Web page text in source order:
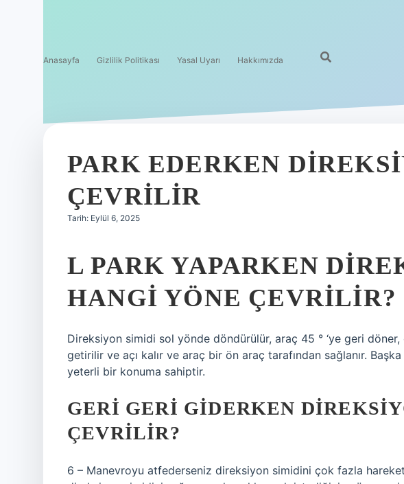
Anasayfa Gizlilik Politikası Yasal Uyarı Hakkımızda
PARK EDERKEN
ÇEVRILIR
Tarih: Eylül 6, 2025
L PARK YAPARKEN
HANGI YÖNE ÇEVRILIR?
Direksiyon simidi sol yönde döndürülür, araç 45 ° ‘ye geri
getirilir ve açı kalır ve araç bir ön araç tarafından sağlanır.
yeterli bir konuma sahiptir.
GERI GERI GIDERKEN
ÇEVRILIR?
6 – Manevroyu atfederseniz direksiyon simidini çok fazla